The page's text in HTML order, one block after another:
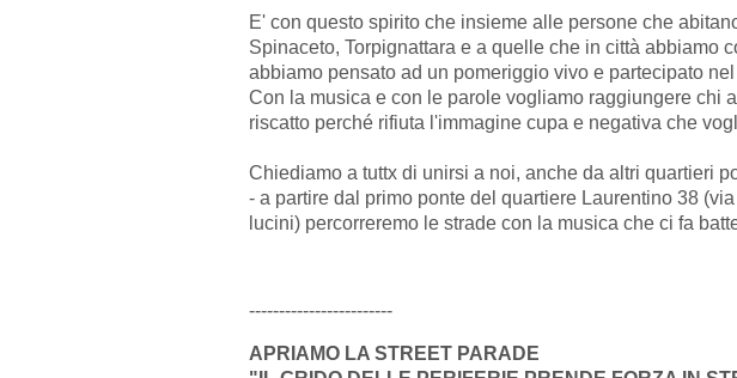
E' con questo spirito che insieme alle persone che
Spinaceto, Torpignattara e a quelle che in città abbiamo
abbiamo pensato ad un pomeriggio vivo e partecipato
Con la musica e con le parole vogliamo raggiungere chi
riscatto perché rifiuta l'immagine cupa e negativa che
Chiediamo a tuttx di unirsi a noi, anche da altri quartieri
- a partire dal primo ponte del quartiere Laurentino 38
lucini) percorreremo le strade con la musica che ci fa
------------------------
APRIAMO LA STREET PARADE